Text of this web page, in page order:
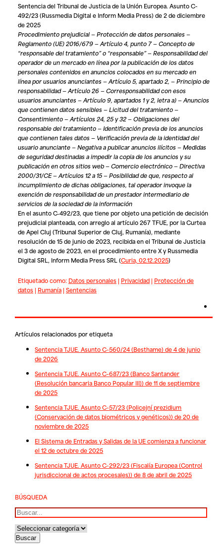
Sentencia del Tribunal de Justicia de la Unión Europea. Asunto C-
492/23 (Russmedia Digital e Inform Media Press) de 2 de diciembre
de 2025
Procedimiento prejudicial — Protección de datos personales —
Reglamento (UE) 2016/679 — Artículo 4, punto 7 — Concepto de
“responsable del tratamiento” o “responsable” — Responsabilidad del
operador de un mercado en línea por la publicación de los datos
personales contenidos en anuncios colocados en su mercado en
línea por usuarios anunciantes — Artículo 5, apartado 2, — Principio de
responsabilidad — Artículo 26 — Corresponsabilidad con esos
usuarios anunciantes — Artículo 9, apartados 1 y 2, letra a) — Anuncios
que contienen datos sensibles — Licitud del tratamiento —
Consentimiento — Artículos 24, 25 y 32 — Obligaciones del
responsable del tratamiento — Identificación previa de los anuncios
que contienen tales datos — Verificación previa de la identidad del
usuario anunciante — Negativa a publicar anuncios ilícitos — Medidas
de seguridad destinadas a impedir la copia de los anuncios y su
publicación en otros sitios web — Comercio electrónico — Directiva
2000/31/CE — Artículos 12 a 15 — Posibilidad de que, respecto al
incumplimiento de dichas obligaciones, tal operador invoque la
exención de responsabilidad de un prestador intermediario de
servicios de la sociedad de la información
En el asunto C‑492/23, que tiene por objeto una petición de decisión
prejudicial planteada, con arreglo al artículo 267 TFUE, por la Curtea
de Apel Cluj (Tribunal Superior de Cluj, Rumanía), mediante
resolución de 15 de junio de 2023, recibida en el Tribunal de Justicia
el 3 de agosto de 2023, en el procedimiento entreXy Russmedia
Digital SRL, Inform Media Press SRL (Curia, 02.12.2025)
Etiquetado como: Datos personales| Privacidad| Protección de
datos| Rumanía| Sentencias
Artículos relacionados por etiqueta
Sentencia TJUE. Asunto C-560/24 (Besthame) de 4 de junio
de 2026
Sentencia TJUE. Asunto C-687/23 (Banco Santander
(Resolución bancaria Banco Popular III)) de 11 de septiembre
de 2025
Sentencia TJUE. Asunto C-57/23 (Policejní prezidium
(Conservación de datos biométricos y genéticos)) de 20 de
noviembre de 2025
El Sistema de Entradas y Salidas de la UE comienza a funcionar
el 12 de octubre de 2025
Sentencia TJUE. Asunto C-292/23 (Fiscalía Europea (Control
jurisdiccional de actos procesales)) de 8 de abril de 2025
BÚSQUEDA
Buscar